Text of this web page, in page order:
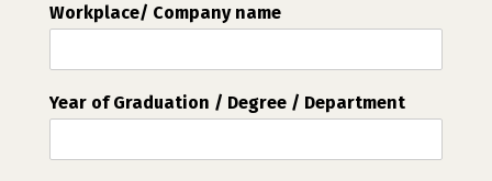
Workplace/ Company name
Year of Graduation / Degree / Department